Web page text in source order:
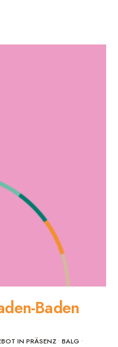
Baden
IN PRÄSENZ • BALG •